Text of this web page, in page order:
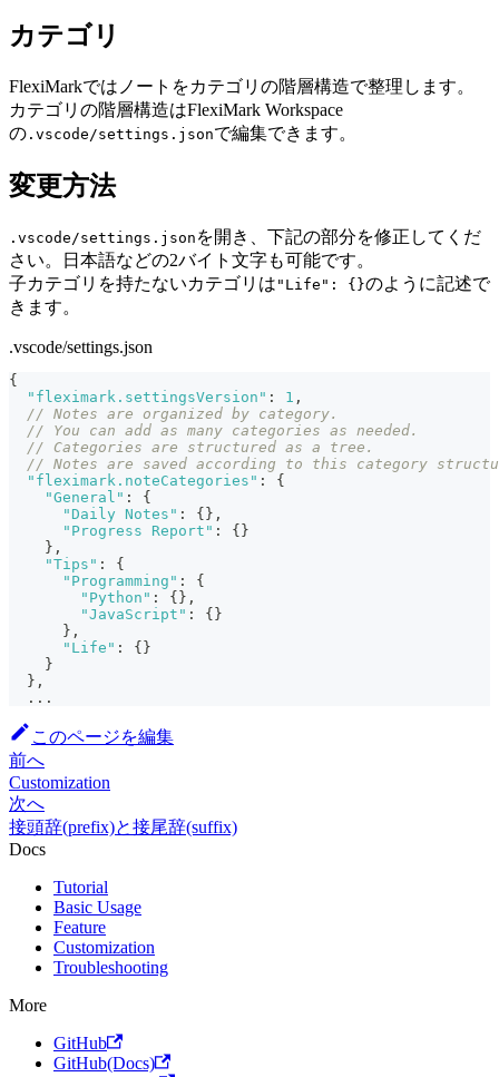
カテゴリ
FlexiMarkではノートをカテゴリの階層構造で整理します。
カテゴリの階層構造はFlexiMark Workspace
の .vscode/settings.jsonで編集できます。
変更方法
.vscode/settings.json を開き、下記の部分を修正してくだ
さい。日本語などの2バイト文字も可能です。
子カテゴリを持たないカテゴリは "Life": {}のように記述で
きます。
.vscode/settings.json
{
"fleximark.settingsVersion" : 1 ,
// Notes are organized by category.
// You can add as many categories as needed.
// Categories are structured as a tree.
// Notes are saved according to this category
"fleximark.noteCategories" :
{
"General" :
{
"Daily Notes" : {} ,
"Progress Report" : {}
} ,
"Tips" :
{
"Programming" :
{
"Python" : {} ,
"JavaScript" : {}
} ,
"Life" : {}
}
} ,
  ...
このページを編集
前へ
Customization
次へ
接頭辞(prefix)と接尾辞(suffix)
Docs
Tutorial
Basic Usage
Feature
Customization
Troubleshooting
More
GitHub
GitHub(Docs)